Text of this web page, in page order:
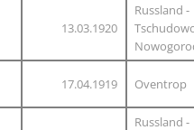
13.03.1920
Russland -
17.04.1919 Oventrop
Russland -